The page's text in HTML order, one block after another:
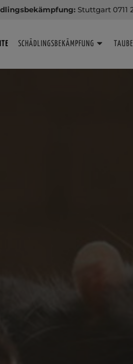
Stuttgart 0711
SCHÄDLINGSBEKÄMPFUNG